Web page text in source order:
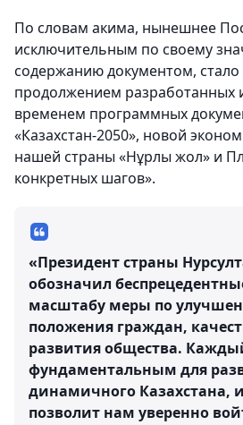
По словам акима, нынешнее
исключительным по своему
содержанию документом, стало
продолжением разработанных
временем программных
«Казахстан-2050», новой
нашей страны «Нұрлы жол» и
конкретных шагов».
«Президент страны
обозначил
масштабу меры по
положения граждан,
развития общества.
фундаментальным для
динамичного Казахстана,
позволит нам уверенно